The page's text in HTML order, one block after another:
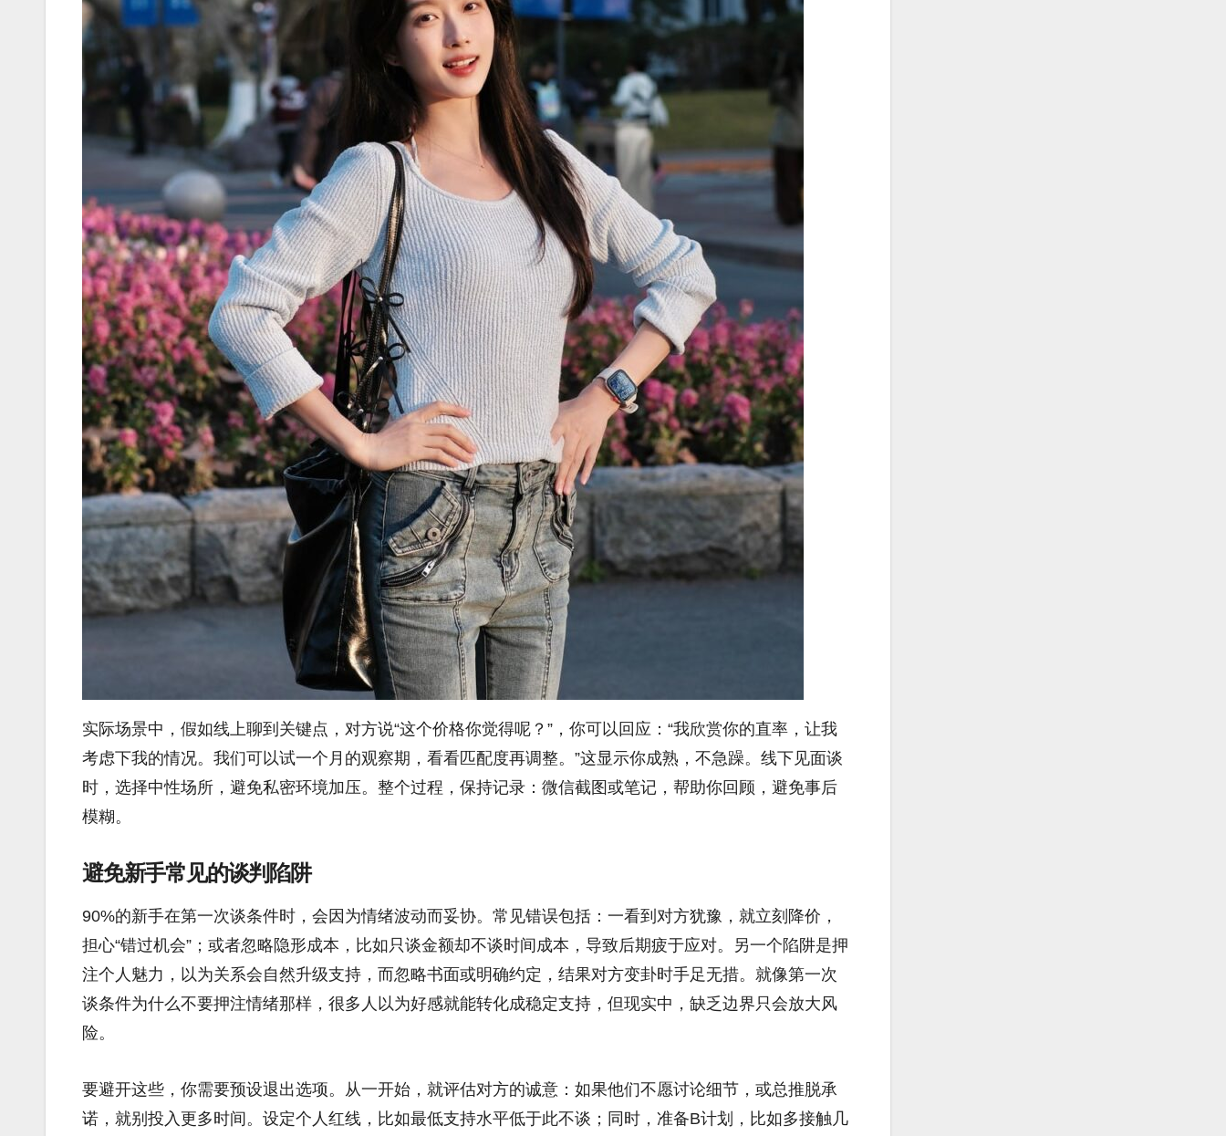
实际场景中，假如线上聊到关键点，对方说“这个价格你觉得呢？”，你可以回应：“我欣赏你的直率，让我
考虑下我的情况。我们可以试一个月的观察期，看看匹配度再调整。”这显示你成熟，不急躁。线下见面谈
时，选择中性场所，避免私密环境加压。整个过程，保持记录：微信截图或笔记，帮助你回顾，避免事后
模糊。
避免新手常见的谈判陷阱
90%的新手在第一次谈条件时，会因为情绪波动而妥协。常见错误包括：一看到对方犹豫，就立刻降价，
担心“错过机会”；或者忽略隐形成本，比如只谈金额却不谈时间成本，导致后期疲于应对。另一个陷阱是押
注个人魅力，以为关系会自然升级支持，而忽略书面或明确约定，结果对方变卦时手足无措。就像第一次
谈条件为什么不要押注情绪那样，很多人以为好感就能转化成稳定支持，但现实中，缺乏边界只会放大风
险。
要避开这些，你需要预设退出选项。从一开始，就评估对方的诚意：如果他们不愿讨论细节，或总推脱承
诺，就别投入更多时间。设定个人红线，比如最低支持水平低于此不谈；同时，准备B计划，比如多接触几